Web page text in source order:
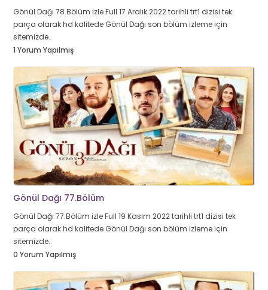
Gönül Dağı 78.Bölüm izle Full 17 Aralık 2022 tarihli trt1 dizisi tek
parça olarak hd kalitede Gönül Dağı son bölüm izleme için
sitemizde.
1 Yorum Yapılmış
Gönül Dağı 77.Bölüm
Gönül Dağı 77.Bölüm izle Full 19 Kasım 2022 tarihli trt1 dizisi tek
parça olarak hd kalitede Gönül Dağı son bölüm izleme için
sitemizde.
0 Yorum Yapılmış